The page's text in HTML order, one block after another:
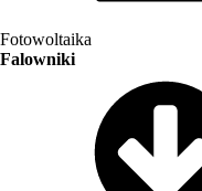
Fotowoltaika
Falowniki